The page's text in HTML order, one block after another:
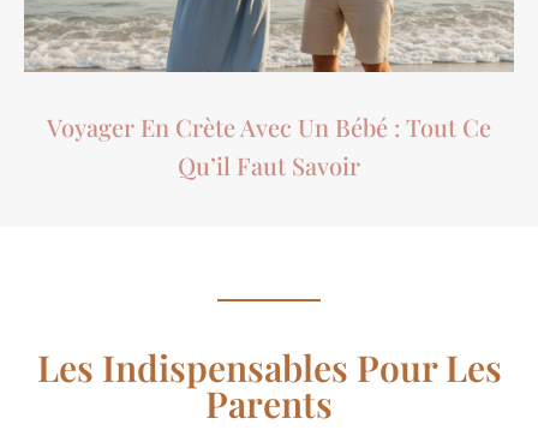
Voyager En Crète Avec Un Bébé : Tout Ce
Qu’il Faut Savoir
Les Indispensables Pour Les
Parents